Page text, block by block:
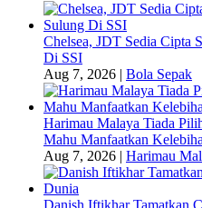
Chelsea, JDT Sedia Cipta
Di SSI
Aug 7, 2026 | Bola Sepak
Harimau Malaya Tiada
Mahu Manfaatkan
Aug 7, 2026 | Harimau
Danish Iftikhar Tamatkan